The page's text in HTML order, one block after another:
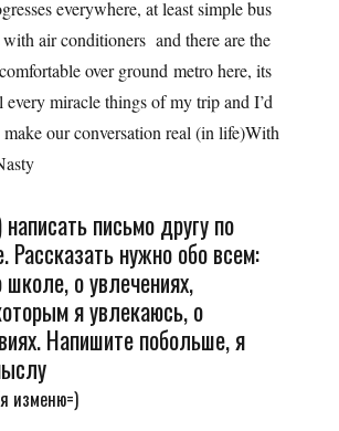
everywhere, at least simple bus
air conditioners and there are the
over ground metro here, its
every miracle things of my trip and I’d
our conversation real (in life)With
письмо другу по
Рассказать нужно обо всем:
школе, о увлечениях,
я увлекаюсь, о
Напишите побольше, я
изменю=)